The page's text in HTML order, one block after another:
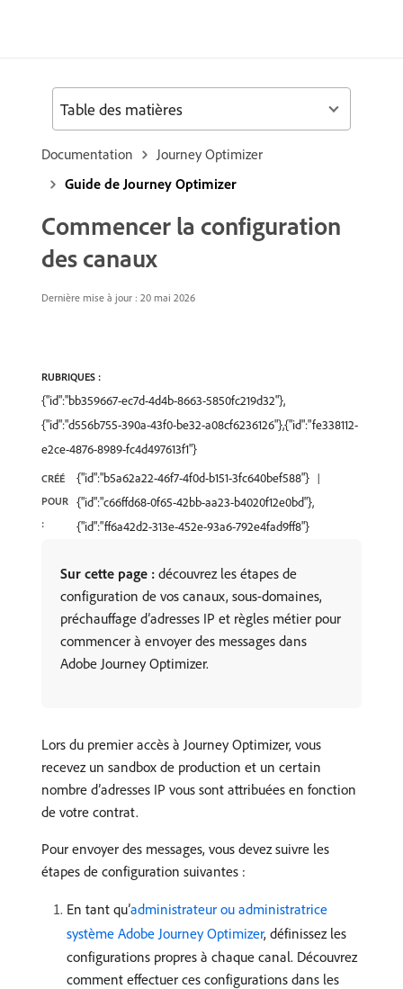
Documentation
Journey Optimizer
Guide de Journey Optimizer
Commencer la configuration
des canaux
Dernière mise à jour : 20 mai 2026
RUBRIQUES :
{"id":"bb359667-ec7d-4d4b-8663-5850fc219d32"},
{"id":"d556b755-390a-43f0-be32-a08cf6236126"},{"id":"fe338112-
e2ce-4876-8989-fc4d497613f1"}
CRÉÉ
POUR
:
{"id":"b5a62a22-46f7-4f0d-b151-3fc640bef588"}
{"id":"c66ffd68-0f65-42bb-aa23-b4020f12e0bd"},
{"id":"ff6a42d2-313e-452e-93a6-792e4fad9ff8"}
Sur cette page : découvrez les étapes de
configuration de vos canaux, sous-domaines,
préchauffage d’adresses IP et règles métier pour
commencer à envoyer des messages dans
Adobe Journey Optimizer.
Lors du premier accès à Journey Optimizer, vous
recevez un sandbox de production et un certain
nombre d’adresses IP vous sont attribuées en fonction
de votre contrat.
Pour envoyer des messages, vous devez suivre les
étapes de configuration suivantes :
En tant qu’administrateur ou administratrice
système Adobe Journey Optimizer, définissez les
configurations propres à chaque canal. Découvrez
comment effectuer ces configurations dans les
Table des matières